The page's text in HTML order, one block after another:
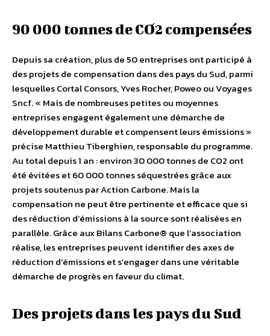
90 000 tonnes de CO2 compensées
Depuis sa création, plus de 50 entreprises ont participé à
des projets de compensation dans des pays du Sud, parmi
lesquelles Cortal Consors, Yves Rocher, Poweo ou Voyages
Sncf. « Mais de nombreuses petites ou moyennes
entreprises engagent également une démarche de
développement durable et compensent leurs émissions »
précise Matthieu Tiberghien, responsable du programme.
Au total depuis 1 an : environ 30 000 tonnes de CO2 ont
été évitées et 60 000 tonnes séquestrées grâce aux
projets soutenus par Action Carbone. Mais la
compensation ne peut être pertinente et efficace que si
des réduction d’émissions à la source sont réalisées en
parallèle. Grâce aux Bilans Carbone® que l’association
réalise, les entreprises peuvent identifier des axes de
réduction d’émissions et s’engager dans une véritable
démarche de progrès en faveur du climat.
Des projets dans les pays du Sud